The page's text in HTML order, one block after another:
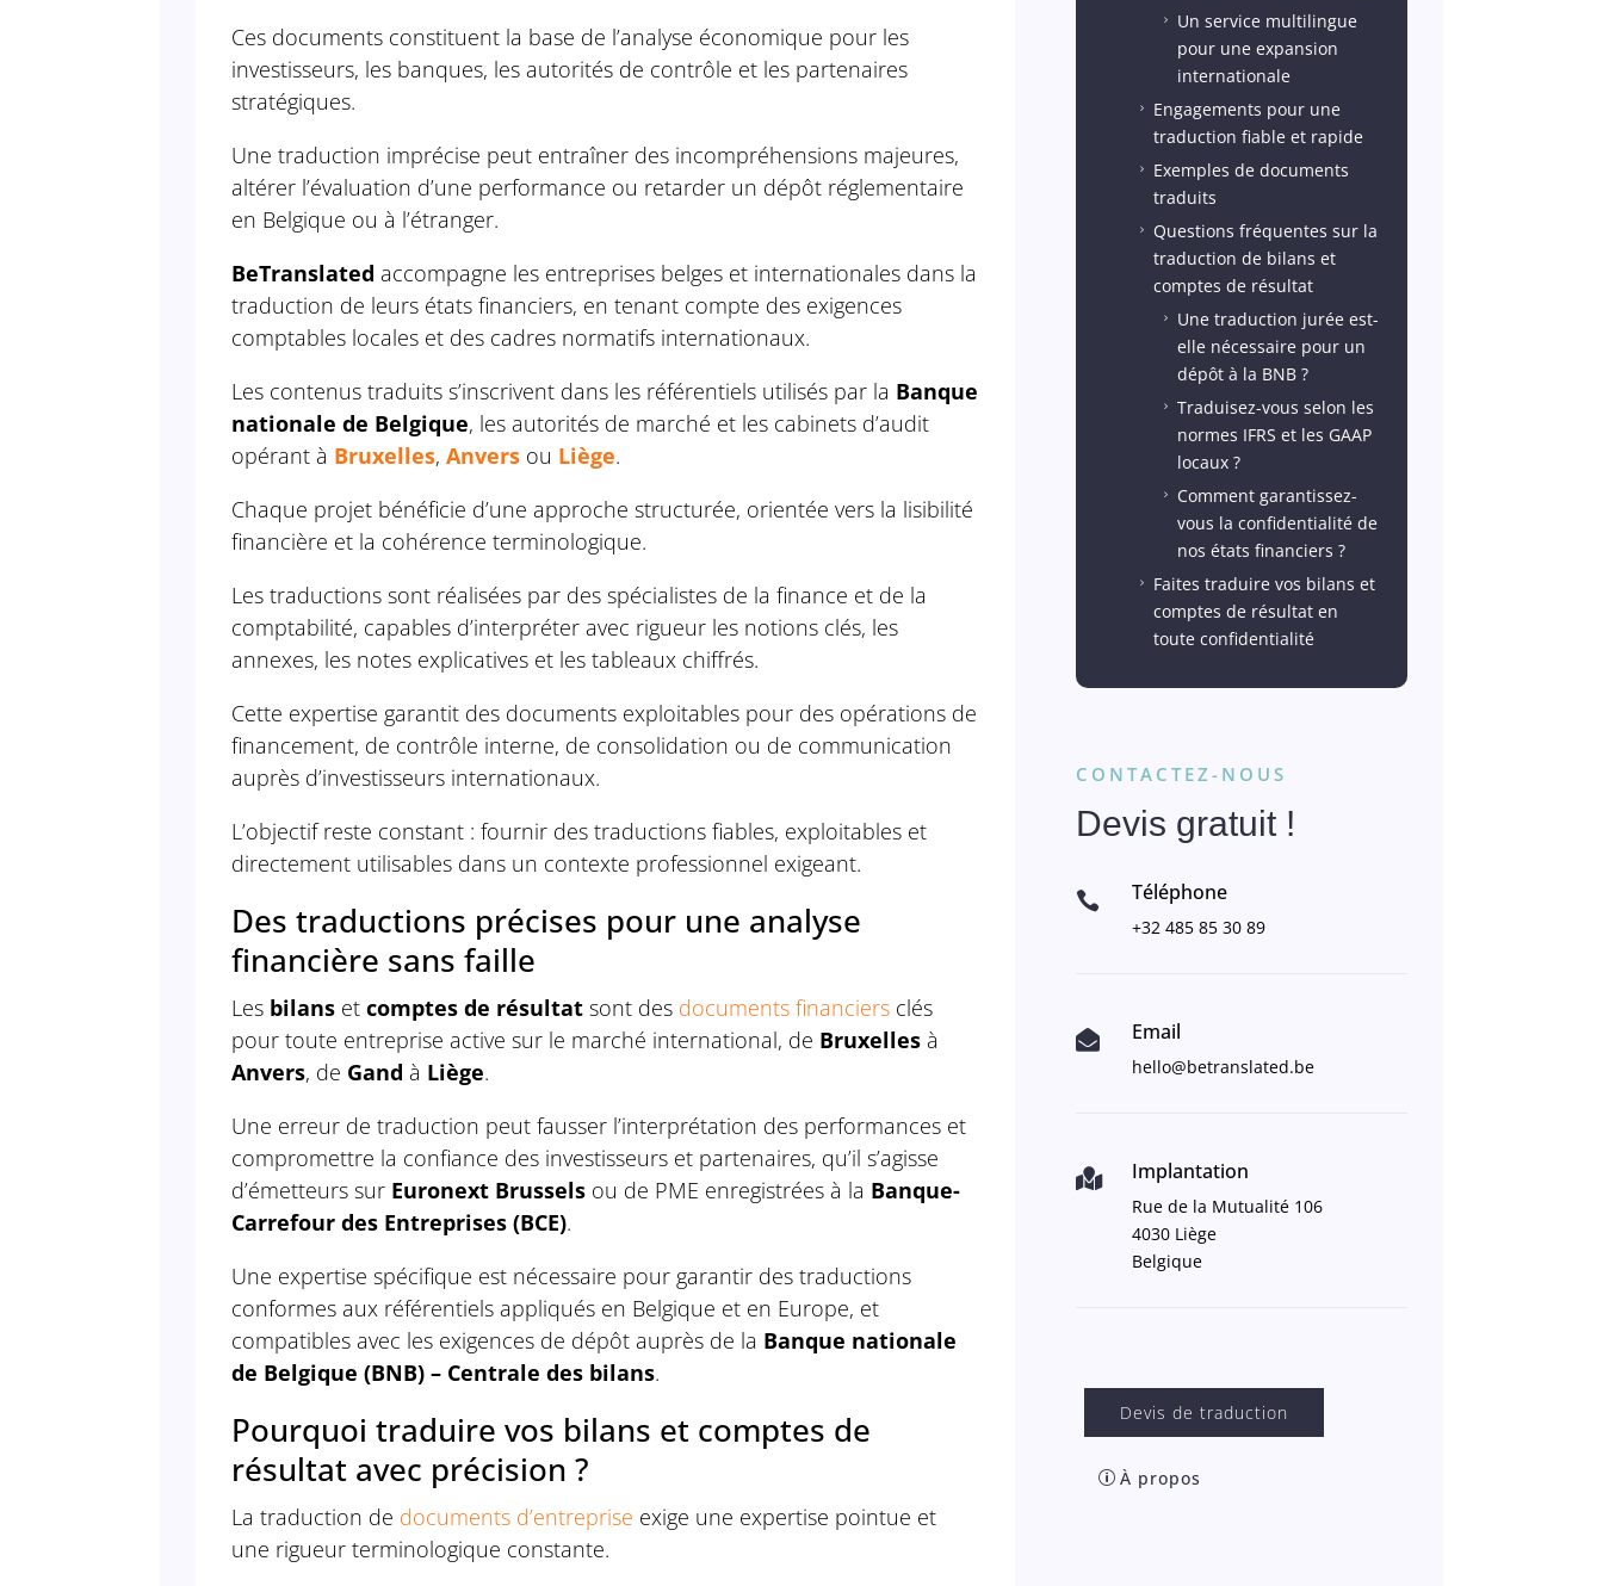
Ces documents constituent la base de l’analyse économique pour les
investisseurs, les banques, les autorités de contrôle et les partenaires
stratégiques.
Une traduction imprécise peut entraîner des incompréhensions majeures,
altérer l’évaluation d’une performance ou retarder un dépôt réglementaire
en Belgique ou à l’étranger.
BeTranslated accompagne les entreprises belges et internationales dans la
traduction de leurs états financiers, en tenant compte des exigences
comptables locales et des cadres normatifs internationaux.
Les contenus traduits s’inscrivent dans les référentiels utilisés par la Banque
nationale de Belgique, les autorités de marché et les cabinets d’audit
opérant à Bruxelles,Anvers ou Liège.
Chaque projet bénéficie d’une approche structurée, orientée vers la lisibilité
financière et la cohérence terminologique.
Les traductions sont réalisées par des spécialistes de la finance et de la
comptabilité, capables d’interpréter avec rigueur les notions clés, les
annexes, les notes explicatives et les tableaux chiffrés.
Cette expertise garantit des documents exploitables pour des opérations de
financement, de contrôle interne, de consolidation ou de communication
auprès d’investisseurs internationaux.
L’objectif reste constant : fournir des traductions fiables, exploitables et
directement utilisables dans un contexte professionnel exigeant.
Des traductions précises pour une analyse
financière sans faille
Les bilans etcomptes de résultat sont des documents financiers clés
pour toute entreprise active sur le marché international, de Bruxelles à
Anvers, de Gand à Liège.
Une erreur de traduction peut fausser l’interprétation des performances et
compromettre la confiance des investisseurs et partenaires, qu’il s’agisse
d’émetteurs sur Euronext Brussels ou de PME enregistrées à la Banque-
Carrefour des Entreprises (BCE).
Une expertise spécifique est nécessaire pour garantir des traductions
conformes aux référentiels appliqués en Belgique et en Europe, et
compatibles avec les exigences de dépôt auprès de la Banque nationale
de Belgique (BNB) – Centrale des bilans.
Pourquoi traduire vos bilans et comptes de
résultat avec précision ?
La traduction de documents d’entreprise exige une expertise pointue et
une rigueur terminologique constante.
5
Un service multilingue
pour une expansion
internationale
5
Engagements pour une
traduction fiable et rapide
5
Exemples de documents
traduits
5
Questions fréquentes sur la
traduction de bilans et
comptes de résultat
5
Une traduction jurée est-
elle nécessaire pour un
dépôt à la BNB ?
5
Traduisez-vous selon les
normes IFRS et les GAAP
locaux ?
5
Comment garantissez-
vous la confidentialité de
nos états financiers ?
5
Faites traduire vos bilans et
comptes de résultat en
toute confidentialité
CONTACTEZ-NOUS
Devis gratuit !
 Téléphone
+32 485 85 30 89
 Email
hello@betranslated.be
 Implantation
Rue de la Mutualité 106
4030 Liège
Belgique
Devis de traduction
À propos